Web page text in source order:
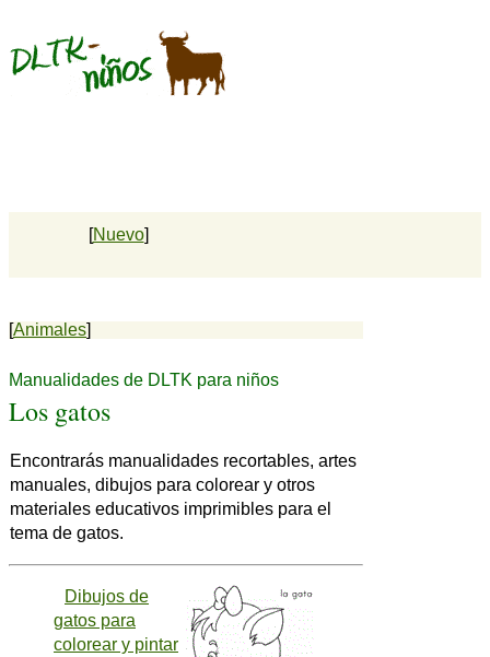
[Nuevo]
[Animales]
Manualidades de DLTK para niños
Los gatos
Encontrarás manualidades recortables, artes
manuales, dibujos para colorear y otros
materiales educativos imprimibles para el
tema de gatos.
Dibujos de
gatos para
colorear y pintar